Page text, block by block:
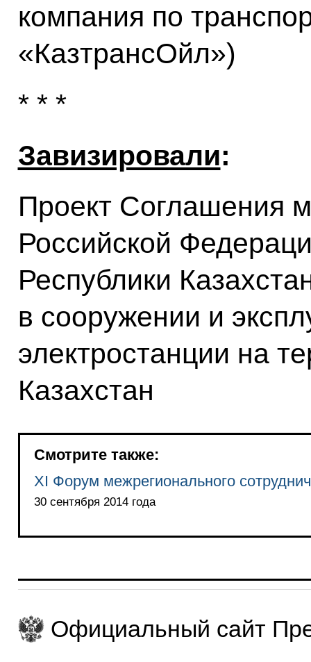
компания по
«КазтрансОйл»)
* * *
Завизировали:
Проект Соглашения
Российской
Республики
в сооружении и
электростанции на
Казахстан
Смотрите также:
XI Форум межрегионального
30 сентября 2014 года
Официальный сайт